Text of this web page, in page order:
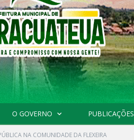
O GOVERNO PUBLICAÇÕES
NA COMUNIDADE DA FLEXEIRA